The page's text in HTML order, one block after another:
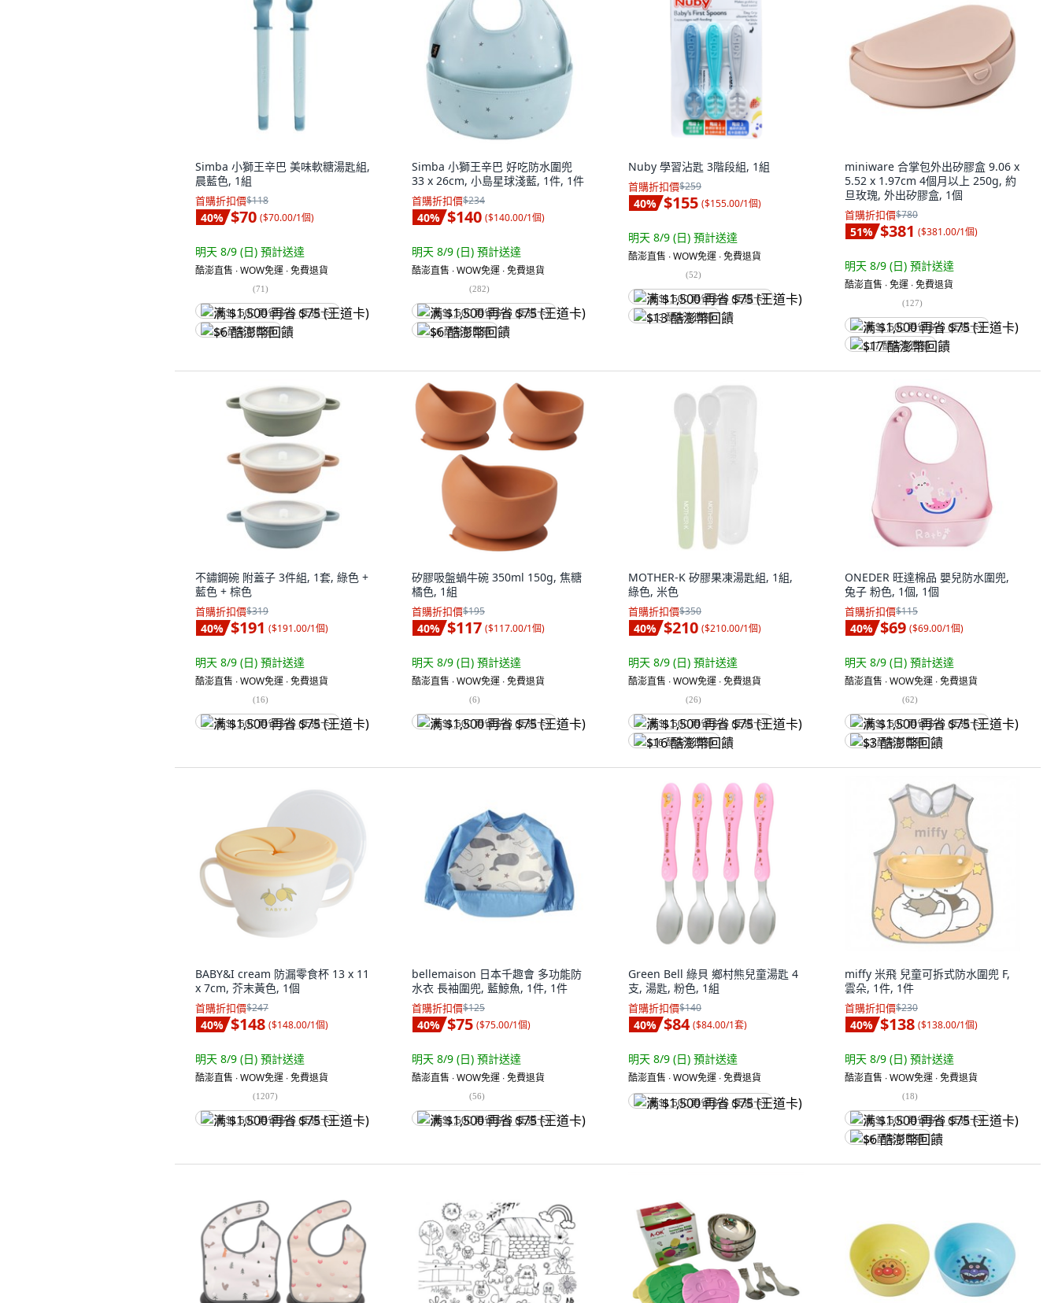
Simba 小獅王辛巴 美味軟糖湯匙組,
晨藍色, 1組
首購折扣價$118
40% $70 ($70.00/1個)
明天 8/9 (日) 預計送達
酷澎直售 ∙ WOW免運 ∙ 免費退貨
(71)
满 $1,500 再省 $75 (王道卡)
$6 酷澎幣回饋
Simba 小獅王辛巴 好吃防水圍兜
33 x 26cm, 小島星球淺藍, 1件, 1件
首購折扣價$234
40% $140 ($140.00/1個)
明天 8/9 (日) 預計送達
酷澎直售 ∙ WOW免運 ∙ 免費退貨
(282)
满 $1,500 再省 $75 (王道卡)
$6 酷澎幣回饋
Nuby 學習沾匙 3階段組, 1組
首購折扣價$259
40% $155 ($155.00/1個)
明天 8/9 (日) 預計送達
酷澎直售 ∙ WOW免運 ∙ 免費退貨
(52)
满 $1,500 再省 $75 (王道卡)
$13 酷澎幣回饋
miniware 合掌包外出矽膠盒 9.06 x
5.52 x 1.97cm 4個月以上 250g, 約
旦玫瑰, 外出矽膠盒, 1個
首購折扣價$780
51% $381 ($381.00/1個)
明天 8/9 (日) 預計送達
酷澎直售 ∙ 免運 ∙ 免費退貨
(127)
满 $1,500 再省 $75 (王道卡)
$17 酷澎幣回饋
不鏽鋼碗 附蓋子 3件組, 1套, 綠色 +
藍色 + 棕色
首購折扣價$319
40% $191 ($191.00/1個)
明天 8/9 (日) 預計送達
酷澎直售 ∙ WOW免運 ∙ 免費退貨
(16)
满 $1,500 再省 $75 (王道卡)
矽膠吸盤蝸牛碗 350ml 150g, 焦糖
橘色, 1組
首購折扣價$195
40% $117 ($117.00/1個)
明天 8/9 (日) 預計送達
酷澎直售 ∙ WOW免運 ∙ 免費退貨
(6)
满 $1,500 再省 $75 (王道卡)
MOTHER-K 矽膠果凍湯匙組, 1組,
綠色, 米色
首購折扣價$350
40% $210 ($210.00/1個)
明天 8/9 (日) 預計送達
酷澎直售 ∙ WOW免運 ∙ 免費退貨
(26)
满 $1,500 再省 $75 (王道卡)
$16 酷澎幣回饋
ONEDER 旺達棉品 嬰兒防水圍兜,
兔子 粉色, 1個, 1個
首購折扣價$115
40% $69 ($69.00/1個)
明天 8/9 (日) 預計送達
酷澎直售 ∙ WOW免運 ∙ 免費退貨
(62)
满 $1,500 再省 $75 (王道卡)
$3 酷澎幣回饋
BABY&I cream 防漏零食杯 13 x 11
x 7cm, 芥末黃色, 1個
首購折扣價$247
40% $148 ($148.00/1個)
明天 8/9 (日) 預計送達
酷澎直售 ∙ WOW免運 ∙ 免費退貨
(1207)
满 $1,500 再省 $75 (王道卡)
bellemaison 日本千趣會 多功能防
水衣 長袖圍兜, 藍鯨魚, 1件, 1件
首購折扣價$125
40% $75 ($75.00/1個)
明天 8/9 (日) 預計送達
酷澎直售 ∙ WOW免運 ∙ 免費退貨
(56)
满 $1,500 再省 $75 (王道卡)
Green Bell 綠貝 鄉村熊兒童湯匙 4
支, 湯匙, 粉色, 1組
首購折扣價$140
40% $84 ($84.00/1套)
明天 8/9 (日) 預計送達
酷澎直售 ∙ WOW免運 ∙ 免費退貨
满 $1,500 再省 $75 (王道卡)
miffy 米飛 兒童可拆式防水圍兜 F,
雲朵, 1件, 1件
首購折扣價$230
40% $138 ($138.00/1個)
明天 8/9 (日) 預計送達
酷澎直售 ∙ WOW免運 ∙ 免費退貨
(18)
满 $1,500 再省 $75 (王道卡)
$6 酷澎幣回饋